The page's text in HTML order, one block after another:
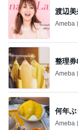
渡辺
Ameba
整理券
Ameba
何年ぶ
Ameba